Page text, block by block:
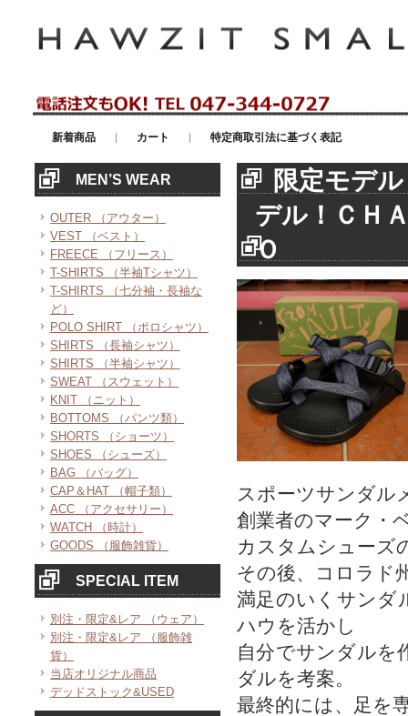
新着商品 カート 特定商取引法に基づく表記
MEN’S WEAR
OUTER （アウター）
VEST （ベスト）
FREECE （フリース）
T-SHIRTS （半袖Tシャツ）
T-SHIRTS （七分袖・長袖な
ど）
POLO SHIRT （ポロシャツ）
SHIRTS （長袖シャツ）
SHIRTS （半袖シャツ）
SWEAT （スウェット）
KNIT （ニット）
BOTTOMS （パンツ類）
SHORTS （ショーツ）
SHOES （シューズ）
BAG （バッグ）
CAP＆HAT （帽子類）
ACC （アクセサリー）
WATCH （時計）
GOODS （服飾雑貨）
SPECIAL ITEM
別注・限定&レア （ウェア）
別注・限定&レア （服飾雑
貨）
当店オリジナル商品
デッドストック&USED
限定モデ
デル！ＣＨ
Ｏ
スポーツサンダル
創業者のマーク・
カスタムシューズ
その後、コロラド
満足のいくサンダ
ハウを活かし
自分でサンダルを
ダルを考案。
最終的には、足を